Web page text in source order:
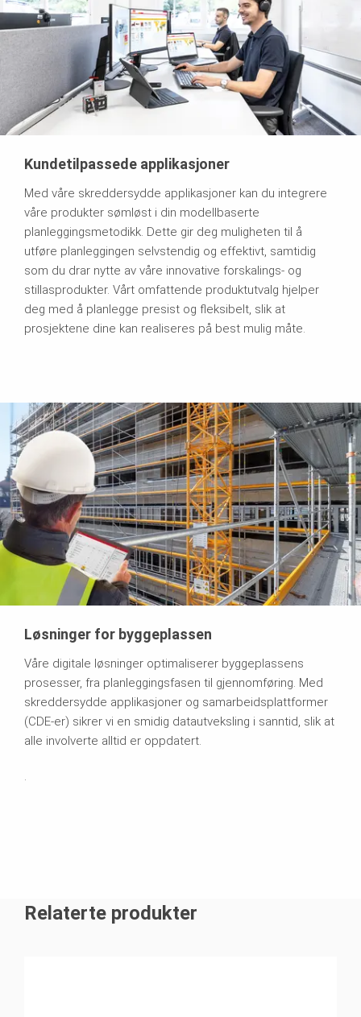
Kundetilpassede applikasjoner
Med våre skreddersydde applikasjoner kan du integrere
våre produkter sømløst i din modellbaserte
planleggingsmetodikk. Dette gir deg muligheten til å
utføre planleggingen selvstendig og effektivt, samtidig
som du drar nytte av våre innovative forskalings- og
stillasprodukter. Vårt omfattende produktutvalg hjelper
deg med å planlegge presist og fleksibelt, slik at
prosjektene dine kan realiseres på best mulig måte.
Løsninger for byggeplassen
Våre digitale løsninger optimaliserer byggeplassens
prosesser, fra planleggingsfasen til gjennomføring. Med
skreddersydde applikasjoner og samarbeidsplattformer
(CDE-er) sikrer vi en smidig datautveksling i sanntid, slik at
alle involverte alltid er oppdatert.
.
Relaterte produkter